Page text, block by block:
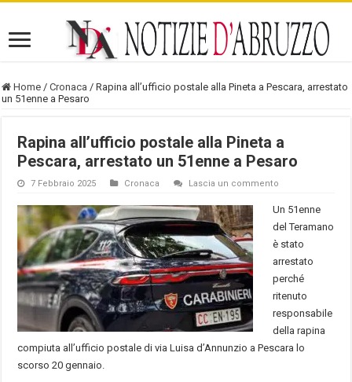
Home / Cronaca / Rapina all’ufficio postale alla Pineta a Pescara, arrestato
un 51enne a Pesaro
Rapina all’ufficio postale alla Pineta a
Pescara, arrestato un 51enne a Pesaro
7 Febbraio 2025 Cronaca Lascia un commento
Un 51enne
del Teramano
è stato
arrestato
perché
ritenuto
responsabile
della rapina
compiuta all’ufficio postale di via Luisa d’Annunzio a Pescara lo
scorso 20 gennaio.